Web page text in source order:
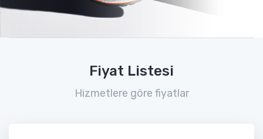
Fiyat Listesi
Hizmetlere göre fiyatlar